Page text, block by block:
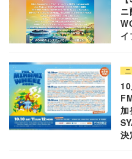
ニ
イ
加
決